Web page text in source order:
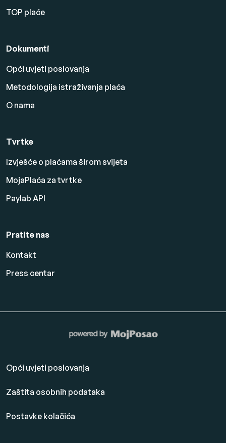
TOP plaće
Dokumenti
Opći uvjeti poslovanja
Metodologija istraživanja plaća
O nama
Tvrtke
Izvješće o plaćama širom svijeta
MojaPlaća za tvrtke
Paylab API
Pratite nas
Kontakt
Press centar
Opći uvjeti poslovanja
Zaštita osobnih podataka
Postavke kolačića